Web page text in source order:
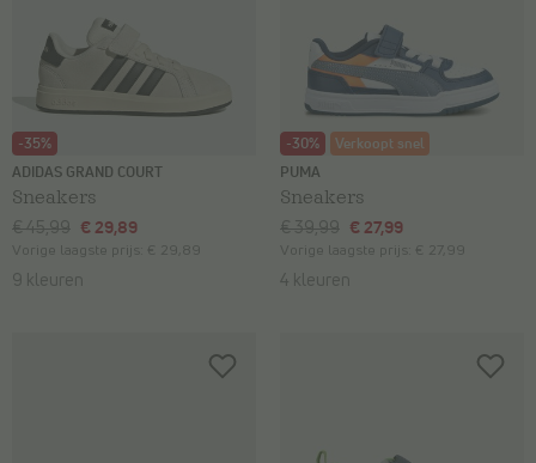
-35%
ADIDAS GRAND COURT
Sneakers
€ 45,99 € 29,89
Vorige laagste prijs: € 29,89
9 kleuren
-30% Verkoopt snel
PUMA
Sneakers
€ 39,99 € 27,99
Vorige laagste prijs: € 27,99
4 kleuren